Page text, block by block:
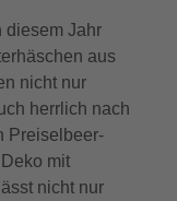
diesem Jahr
aus
nicht nur
herrlich nach
Preiselbeer-
mit
nicht nur